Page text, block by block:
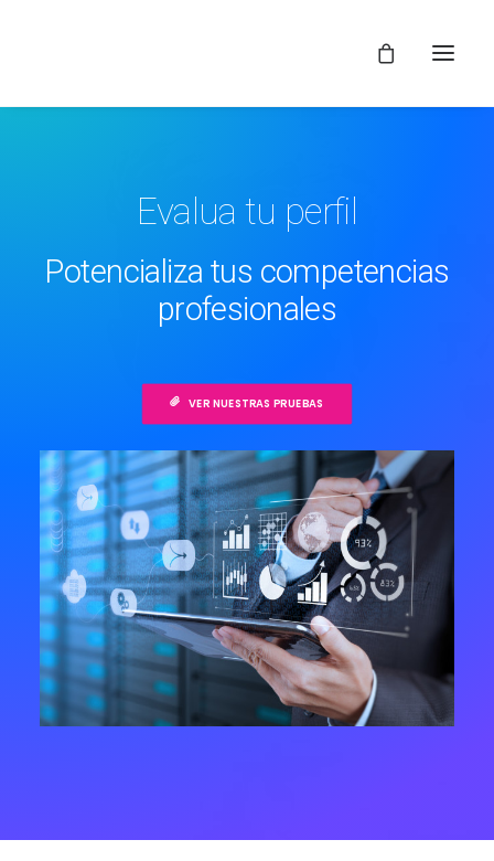
Evalua tu perfil
Potencializa tus competencias
profesionales
VER NUESTRAS PRUEBAS